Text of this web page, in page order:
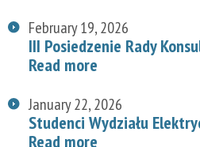
February 19, 2026
III Posiedzenie Rady
Read more
January 22, 2026
Studenci Wydziału
Read more